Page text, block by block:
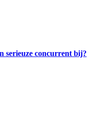
serieuze concurrent bij?